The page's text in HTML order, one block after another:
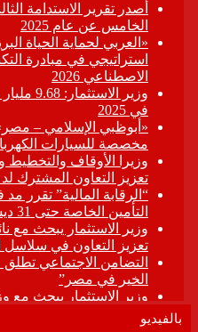
بالفيديو